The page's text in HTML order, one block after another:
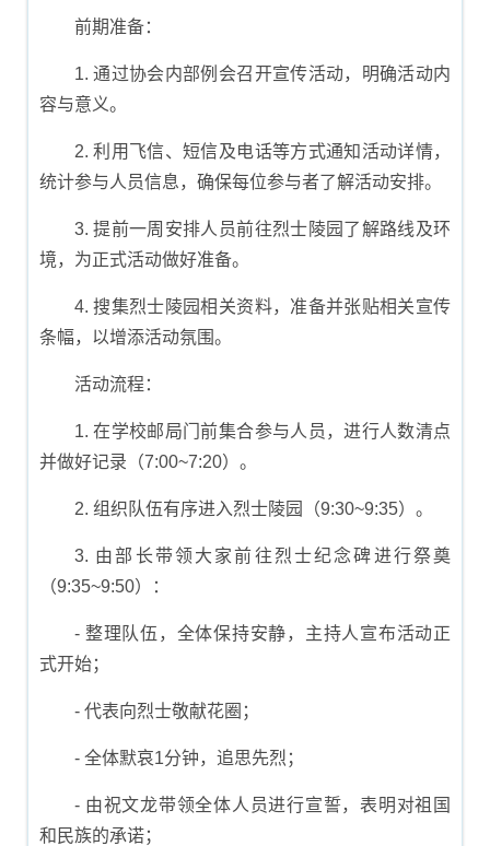
前期准备：
1. 通过协会内部例会召开宣传活动，明确活动内
容与意义。
2. 利用飞信、短信及电话等方式通知活动详情，
统计参与人员信息，确保每位参与者了解活动安排。
3. 提前一周安排人员前往烈士陵园了解路线及环
境，为正式活动做好准备。
4. 搜集烈士陵园相关资料，准备并张贴相关宣传
条幅，以增添活动氛围。
活动流程：
1. 在学校邮局门前集合参与人员，进行人数清点
并做好记录（7:00~7:20）。
2. 组织队伍有序进入烈士陵园（9:30~9:35）。
3. 由部长带领大家前往烈士纪念碑进行祭奠
（9:35~9:50）：
- 整理队伍，全体保持安静，主持人宣布活动正
式开始；
- 代表向烈士敬献花圈；
- 全体默哀1分钟，追思先烈；
- 由祝文龙带领全体人员进行宣誓，表明对祖国
和民族的承诺；